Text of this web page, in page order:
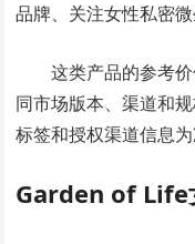
品牌、关注女性私密
这类产品的参考
同市场版本、渠道和
标签和授权渠道信息为
Garden of Life